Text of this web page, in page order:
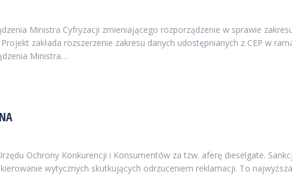
Ministra Cyfryzacji zmieniającego rozporządzenie w sprawie
zakłada rozszerzenie zakresu danych udostępnianych z CEP w
Ministra…
Ochrony Konkurencji i Konsumentów za tzw. aferę dieselgate.
wytycznych skutkujących odrzuceniem reklamacji. To